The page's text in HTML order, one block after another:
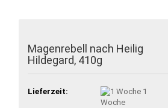
Magenrebell nach Heilig
Hildegard, 410g
Lieferzeit:
1
Woche